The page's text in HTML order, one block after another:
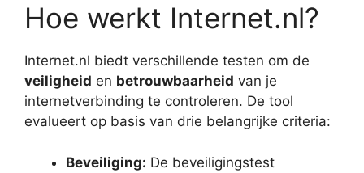
Hoe werkt Internet.nl?
Internet.nl biedt verschillende testen om de
veiligheid en betrouwbaarheid van je
internetverbinding te controleren. De tool
evalueert op basis van drie belangrijke criteria:
Beveiliging: De beveiligingstest